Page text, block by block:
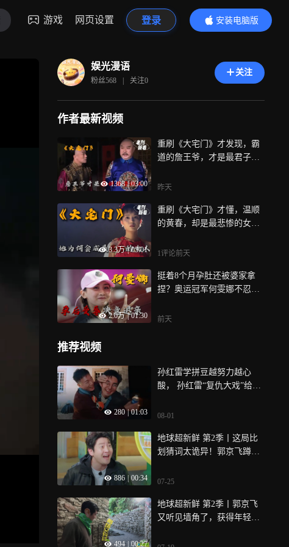
游戏 网页设置 登录
安装电脑版
内容更精彩
娱光漫语
粉丝568 | 关注0
关注
作者最新视频
1368 | 03:00
重刷《大宅门》才发现，霸
道的詹王爷，才是最君子的
昨天
3.3万 | 03:01
重刷《大宅门》才懂，温顺
的黄春，却是最悲惨的女人
1评论前天
2.0万 | 01:30
挺着8个月孕肚还被婆家拿
捏？奥运冠军何雯娜不忍
前天
推荐视频
280 | 01:03
孙红雷学拼豆越努力越心
酸， 孙红雷“复仇大戏”给郭
08-01
886 00:34
地球超新鲜 第2季丨这局比
划猜词太诡异！郭京飞蹲坑
07-25
494 00:27
地球超新鲜 第2季丨郭京飞
又听见墙角了，获得年轻组